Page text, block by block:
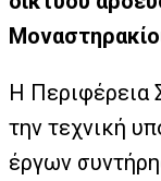
Η Περιφέρεια
την τεχνική
έργων